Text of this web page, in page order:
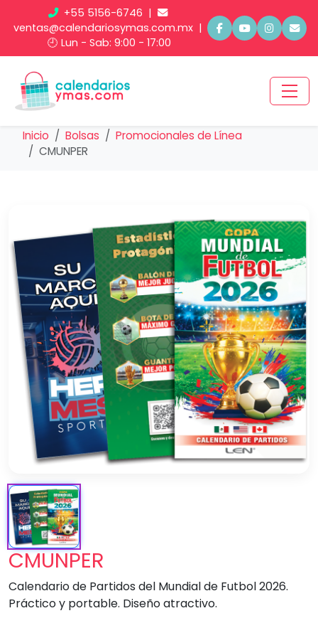
+55 5156-6746 |
ventas@calendariosymas.com.mx |
🕘 Lun - Sab: 9:00 - 17:00
Inicio Bolsas
Promocionales de Línea
CMUNPER
CMUNPER
Calendario de Partidos del Mundial de Futbol 2026.
Práctico y portable. Diseño atractivo.